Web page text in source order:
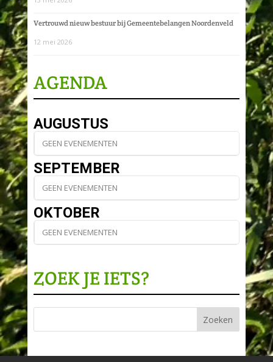
Vertrouwd nieuw bestuur bij Gemeentebelangen Noordenveld
12 mei 2026
AGENDA
AUGUSTUS
GEEN EVENEMENTEN
SEPTEMBER
GEEN EVENEMENTEN
OKTOBER
GEEN EVENEMENTEN
ZOEK JE IETS?